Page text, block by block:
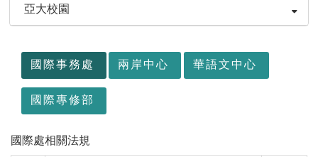
亞大校園
國際事務處 兩岸中心 華語文中心
國際專修部
國際處相關法規